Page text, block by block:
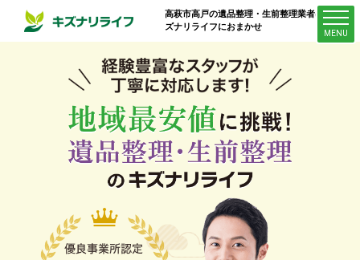
高萩市高戸の遺品整理・生前整理業者はキ
ズナリライフにおまかせ